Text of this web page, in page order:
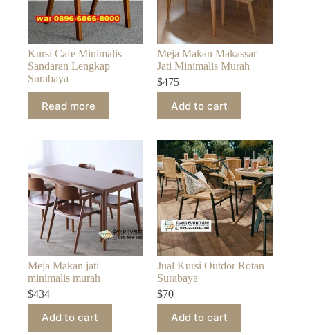
Kursi Cafe Minimalis
Sandaran Lengkap
Surabaya
Read more
Meja Makan Makassar
Jati Minimalis Murah
$475
Add to cart
Meja Makan jati
minimalis murah
$434
Add to cart
Jual Kursi Outdor Rotan
Surabaya
$70
Add to cart